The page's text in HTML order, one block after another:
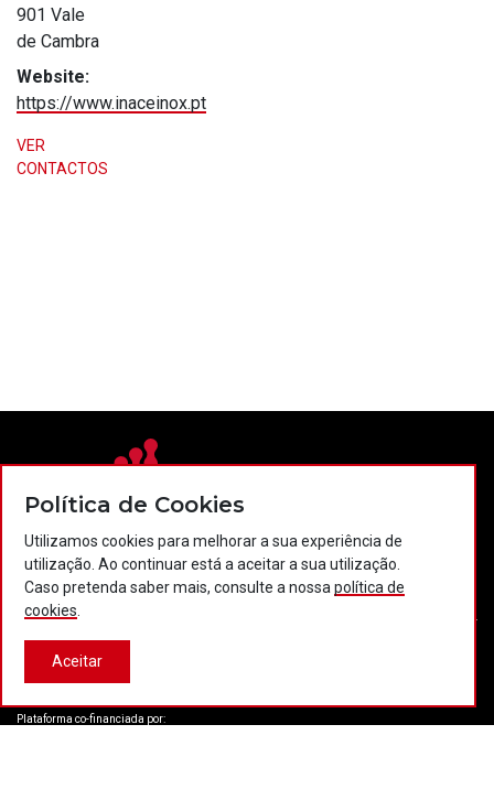
901 Vale
de Cambra
Website:
https://www.inaceinox.pt
VER
CONTACTOS
Contactos Política de privacidade
Política de cookies
Projectos Portugal 2020
Plataforma co-financiada por:
Política de Cookies
Utilizamos cookies para melhorar a sua experiência de
utilização. Ao continuar está a aceitar a sua utilização.
Caso pretenda saber mais, consulte a nossa política de
cookies
Aceitar